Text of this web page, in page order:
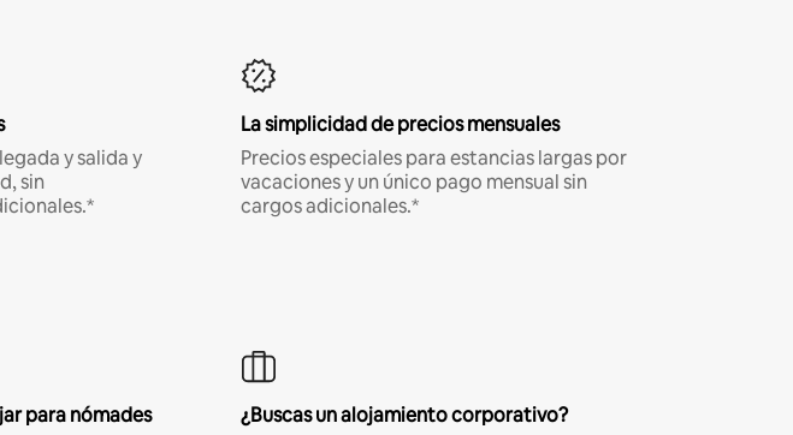
y salida y
sin
La simplicidad de precios mensuales
Precios especiales para estancias largas por
vacaciones y un único pago mensual sin
cargos adicionales.*
para nómades
¿Buscas un alojamiento corporativo?